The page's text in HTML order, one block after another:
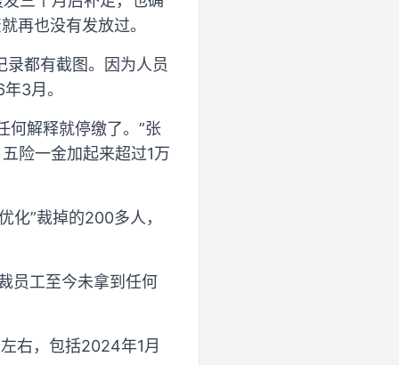
再也没有发放过。
录都有截图。因为人员
3月。
何解释就停缴了。”张
险一金加起来超过1万
化”裁掉的200多人，
员工至今未拿到任何
右，包括2024年1月